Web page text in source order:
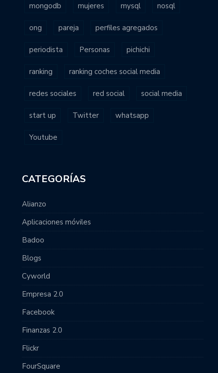
mongodb mujeres mysql nosql
ong pareja perfiles agregados
periodista Personas pichichi
ranking ranking coches social media
redes sociales red social social media
start up Twitter whatsapp
Youtube
CATEGORÍAS
Alianzo
Aplicaciones móviles
Badoo
Blogs
Cyworld
Empresa 2.0
Facebook
Finanzas 2.0
Flickr
FourSquare